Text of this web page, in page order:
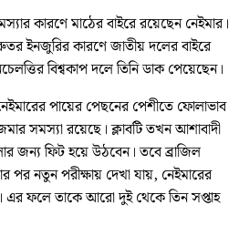
কারণে মাঠের বাইরে রয়েছেন নেইমার।
ইনজুরির কারণে জাতীয় দলের বাইরে
বিশ্বকাপ দলে তিনি ডাক পেয়েছেন।
পায়ের পেছনের পেশীতে ফোলাভাব
সমস্যা রয়েছে। ক্লাবটি তখন আশাবাদী
জন্য ফিট হয়ে উঠবেন। তবে ব্রাজিল
পর নতুন পরীক্ষায় দেখা যায়, নেইমারের
এর ফলে তাকে আরো দুই থেকে তিন সপ্তাহ